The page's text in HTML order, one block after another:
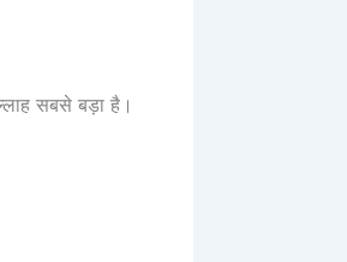
सबसे बड़ा है।